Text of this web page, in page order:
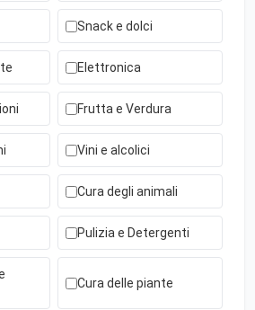
Snack e dolci
Elettronica
Frutta e Verdura
Vini e alcolici
Cura degli animali
Pulizia e Detergenti
Cura delle piante